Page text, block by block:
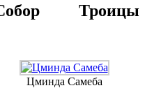
Троицы
Цминда Самеба